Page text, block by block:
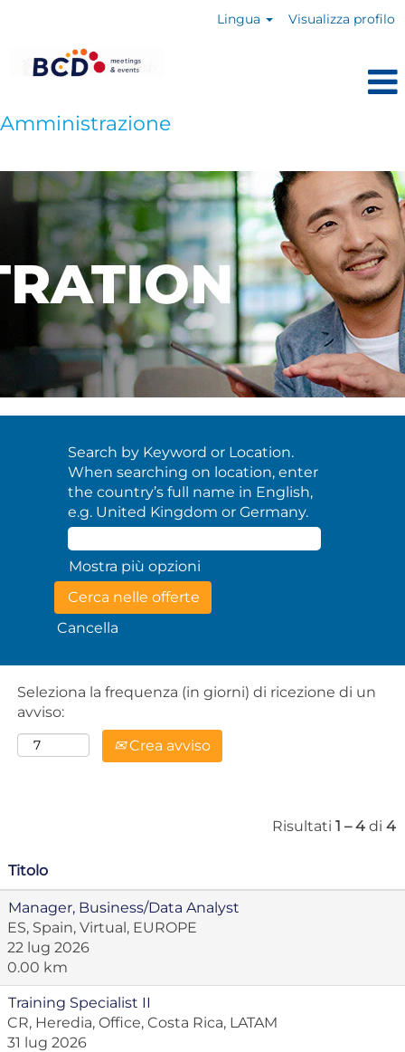
Lingua Visualizza profilo
Amministrazione
Search by Keyword or Location.
When searching on location, enter
the country’s full name in English,
e.g. United Kingdom or Germany.
Mostra più opzioni
Cancella
Seleziona la frequenza (in giorni) di ricezione di un
avviso:
Crea avviso
Risultati 1 – 4 di 4
Titolo
Manager, Business/Data Analyst
ES, Spain, Virtual, EUROPE
22 lug 2026
0.00 km
Training Specialist II
CR, Heredia, Office, Costa Rica, LATAM
31 lug 2026